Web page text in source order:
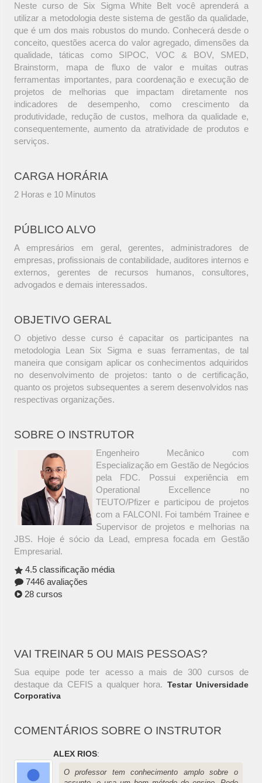
Neste curso de Six Sigma White Belt você aprenderá a
utilizar a metodologia deste sistema de gestão da qualidade,
que é um dos mais robustos do mundo. Conhecerá desde o
conceito, questões acerca do valor agregado, dimensões da
qualidade, táticas como SIPOC, VOC & BOV, SMED,
Brainstorm, mapa de fluxo de valor e muitas outras
ferramentas importantes, para coordenação e execução de
projetos de melhorias que impactam diretamente nos
indicadores de desempenho, como crescimento da
produtividade, redução de custos, melhora da qualidade e,
consequentemente, aumento da atratividade de produtos e
serviços.
CARGA HORÁRIA
2 Horas e 10 Minutos
PÚBLICO ALVO
A empresários em geral, gerentes, administradores de
empresas, profissionais de contabilidade, auditores internos e
externos, gerentes de recursos humanos, consultores,
advogados e demais interessados.
OBJETIVO GERAL
O objetivo desse curso é capacitar os participantes na
metodologia Lean Six Sigma e suas ferramentas, de tal
maneira que consigam aplicar os conhecimentos adquiridos
no desenvolvimento de projetos: tanto o de certificação,
quanto os projetos subsequentes a serem desenvolvidos nas
respectivas organizações.
SOBRE O INSTRUTOR
Engenheiro Mecânico com
Especialização em Gestão de Negócios
pela FDC. Possui experiência em
Operational Excellence no
TEUTO/Pfizer e participou de projetos
com a FALCONI. Foi também Trainee e
Supervisor de projetos e melhorias na
JBS. Hoje é sócio da Lead, empresa focada em Gestão
Empresarial.
4.5 classificação média
7446 avaliações
28 cursos
VAI TREINAR 5 OU MAIS PESSOAS?
Sua equipe pode ter acesso a mais de 300 cursos de
destaque da CEFIS a qualquer hora. Testar Universidade
Corporativa
COMENTÁRIOS SOBRE O INSTRUTOR
ALEX RIOS:
O professor tem conhecimento amplo sobre o